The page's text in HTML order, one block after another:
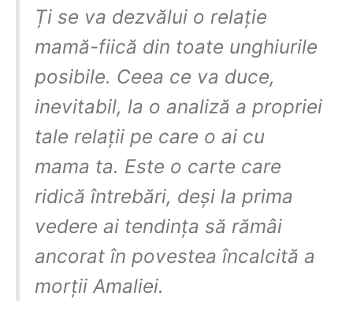
Ți se va dezvălui o relație
mamă-fiică din toate unghiurile
posibile. Ceea ce va duce,
inevitabil, la o analiză a propriei
tale relații pe care o ai cu
mama ta. Este o carte care
ridică întrebări, deși la prima
vedere ai tendința să rămâi
ancorat în povestea încalcită a
morții Amaliei.